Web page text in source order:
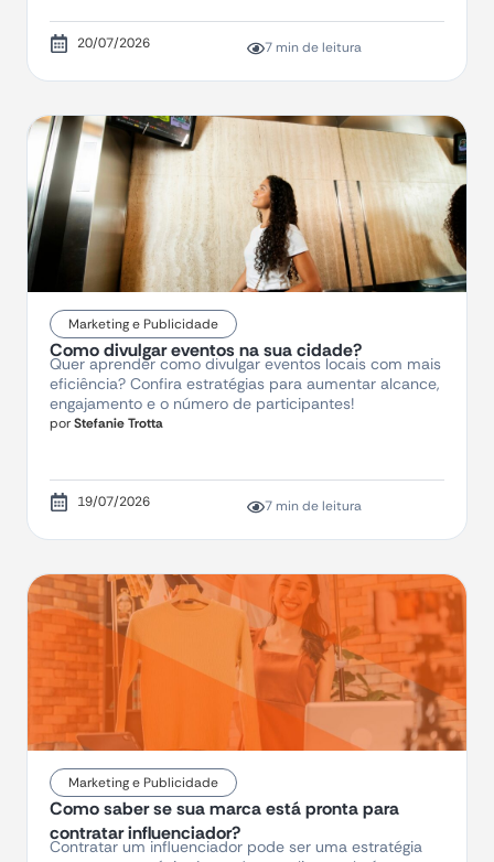
20/07/2026 7 min de leitura
Marketing e Publicidade
Como divulgar eventos na sua cidade?
Quer aprender como divulgar eventos locais com mais
eficiência? Confira estratégias para aumentar alcance,
engajamento e o número de participantes!
porStefanie Trotta
19/07/2026 7 min de leitura
Marketing e Publicidade
Como saber se sua marca está pronta para
contratar influenciador?
Contratar um influenciador pode ser uma estratégia